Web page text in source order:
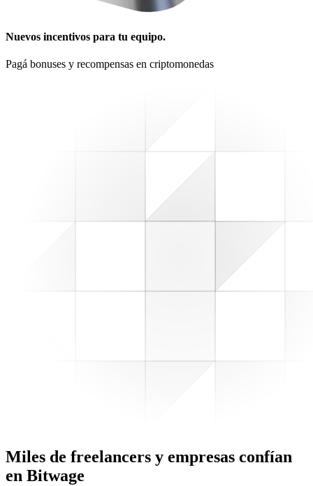
Nuevos incentivos para tu equipo.
Pagá bonuses y recompensas en criptomonedas
Miles de freelancers y empresas confían
en Bitwage